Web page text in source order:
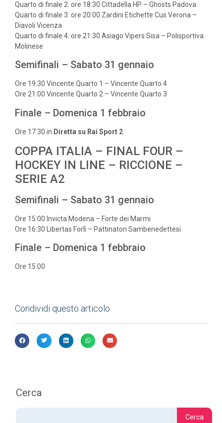
Quarto di finale 2: ore 18:30 Cittadella HP – Ghosts Padova
Quarto di finale 3: ore 20:00 Zardini Etichette Cus Verona –
Diavoli Vicenza
Quarto di finale 4: ore 21:30 Asiago Vipers Sisa – Polisportiva
Molinese
Semifinali – Sabato 31 gennaio
Ore 19:30 Vincente Quarto 1 – Vincente Quarto 4
Ore 21:00 Vincente Quarto 2 – Vincente Quarto 3
Finale – Domenica 1 febbraio
Ore 17:30 in Diretta su Rai Sport 2
COPPA ITALIA – FINAL FOUR –
HOCKEY IN LINE – RICCIONE –
SERIE A2
Semifinali – Sabato 31 gennaio
Ore 15:00 Invicta Modena – Forte dei Marmi
Ore 16:30 Libertas Forlì – Pattinatori Sambenedettesi
Finale – Domenica 1 febbraio
Ore 15:00
Condividi questo articolo
Cerca